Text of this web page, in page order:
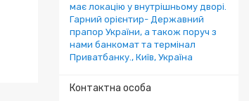
має локацію у внутрішньому дворі.
Гарний орієнтир- Державний
прапор України, а також поруч з
нами банкомат та термінал
Приватбанку., Київ, Україна